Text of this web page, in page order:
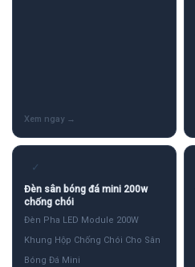
✓
Đèn sân bóng đá mini 200w
chống chói
Đèn Pha LED Module 200W
Khung Hộp Chống Chói Cho Sân
Bóng Đá Mini